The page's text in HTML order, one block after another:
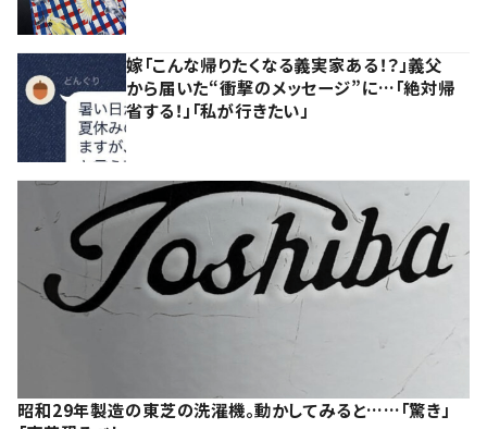
嫁「こんな帰りたくなる義実家ある！？」義父
から届いた“衝撃のメッセージ”に…「絶対帰
省する！」「私が行きたい」
昭和29年製造の東芝の洗濯機。動かしてみると……「驚き」